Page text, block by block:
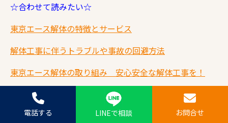
☆合わせて読みたい☆
東京エース解体の特徴とサービス
解体工事に伴うトラブルや事故の回避方法
東京エース解体の取り組み 安心安全な解体工事を！
最後に
電話する LINEで相談 お問合せ